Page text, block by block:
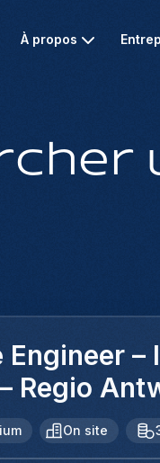
À propos
Engineer
Regio
On site